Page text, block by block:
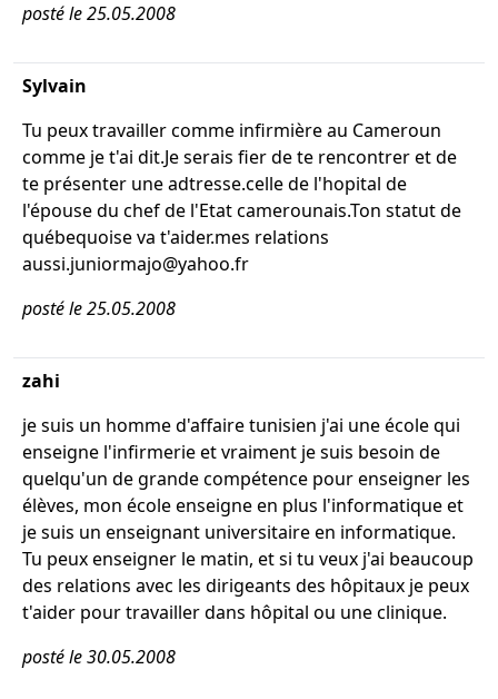
posté le 25.05.2008
Sylvain
Tu peux travailler comme infirmière au Cameroun
comme je t'ai dit.Je serais fier de te rencontrer et de
te présenter une adtresse.celle de l'hopital de
l'épouse du chef de l'Etat camerounais.Ton statut de
québequoise va t'aider.mes relations
aussi.juniormajo@yahoo.fr
posté le 25.05.2008
zahi
je suis un homme d'affaire tunisien j'ai une école qui
enseigne l'infirmerie et vraiment je suis besoin de
quelqu'un de grande compétence pour enseigner les
élèves, mon école enseigne en plus l'informatique et
je suis un enseignant universitaire en informatique.
Tu peux enseigner le matin, et si tu veux j'ai beaucoup
des relations avec les dirigeants des hôpitaux je peux
t'aider pour travailler dans hôpital ou une clinique.
posté le 30.05.2008